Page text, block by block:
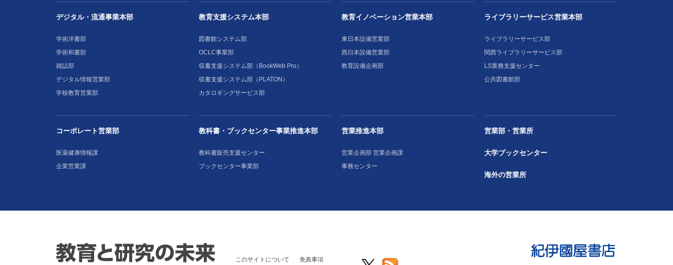
デジタル・流通事業本部
学術洋書部
学術和書部
雑誌部
デジタル情報営業部
学校教育営業部
教育支援システム本部
図書館システム部
OCLC事業部
収書支援システム部（BookWeb Pro）
収書支援システム部（PLATON）
カタロギングサービス部
教育イノベーション営業本部
東日本設備営業部
西日本設備営業部
教育設備企画部
ライブラリーサービス営業本部
ライブラリーサービス部
関西ライブラリーサービス部
LS業務支援センター
公共図書館部
コーポレート営業部
医薬健康情報課
企業営業課
教科書・ブックセンター事業推進本部
教科書販売支援センター
ブックセンター事業部
営業推進本部
営業企画部 営業企画課
事務センター
営業部・営業所
大学ブックセンター
海外の営業所
このサイトについて 免責事項